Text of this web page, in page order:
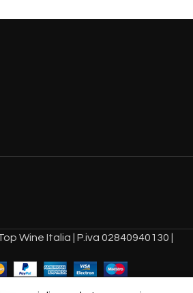
Wine Italia | P.iva 02840940130 |